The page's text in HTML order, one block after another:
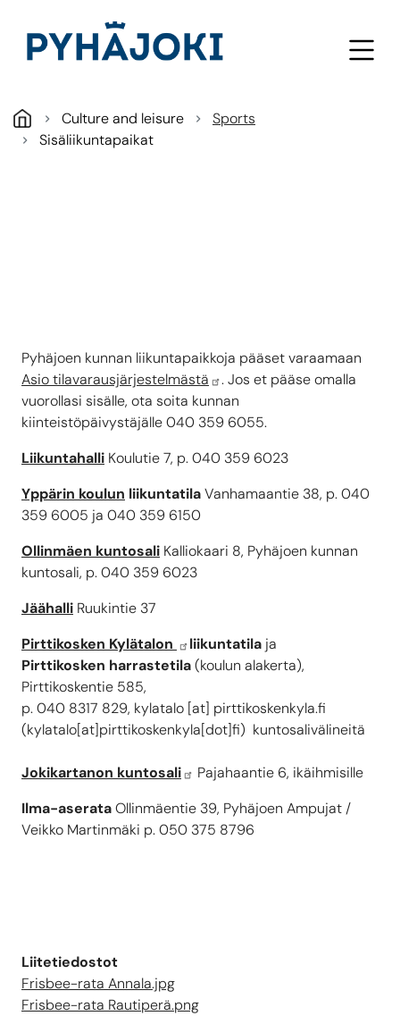
Culture and leisure
Sports
Sisäliikuntapaikat
Pyhäjoen kunnan liikuntapaikkoja pääset varaamaan
Asio tilavarausjärjestelmästä
. Jos et pääse omalla
vuorollasi sisälle, ota soita kunnan
kiinteistöpäivystäjälle 040 359 6055.
Liikuntahalli Koulutie 7, p. 040 359 6023
Yppärin koulun liikuntatilaVanhamaantie 38, p. 040
359 6005 ja 040 359 6150
Ollinmäen kuntosali Kalliokaari 8, Pyhäjoen kunnan
kuntosali, p. 040 359 6023
Jäähalli Ruukintie 37
Pirttikosken Kylätalon
liikuntatila ja
Pirttikosken harrastetila(koulun alakerta),
Pirttikoskentie 585,
p. 040 8317 829, kylatalo [at] pirttikoskenkyla.fi
(kylatalo[at]pirttikoskenkyla[dot]fi) kuntosalivälineitä
Jokikartanon kuntosali
Pajahaantie 6, ikäihmisille
Ilma-aserataOllinmäentie 39, Pyhäjoen Ampujat /
Veikko Martinmäki p. 050 375 8796
Liitetiedostot
Frisbee-rata Annala.jpg
Frisbee-rata Rautiperä.png